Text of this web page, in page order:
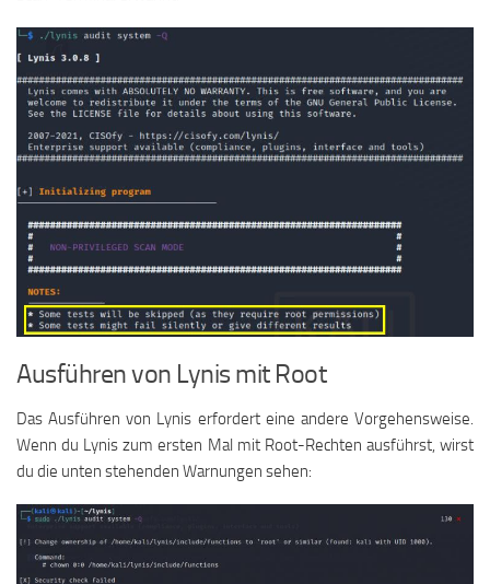
Ausführen von Lynis mit Root
Das Ausführen von Lynis erfordert eine andere Vorgehensweise.
Wenn du Lynis zum ersten Mal mit Root-Rechten ausführst, wirst
du die unten stehenden Warnungen sehen: